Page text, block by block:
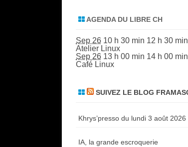
AGENDA DU LIBRE CH
Sep 26 10 h 30 min 12 h 30 min
Atelier Linux
Sep 26 13 h 00 min 14 h 00 min
Café Linux
SUIVEZ LE BLOG
Khrys’presso du lundi 3 août 2026
IA, la grande escroquerie